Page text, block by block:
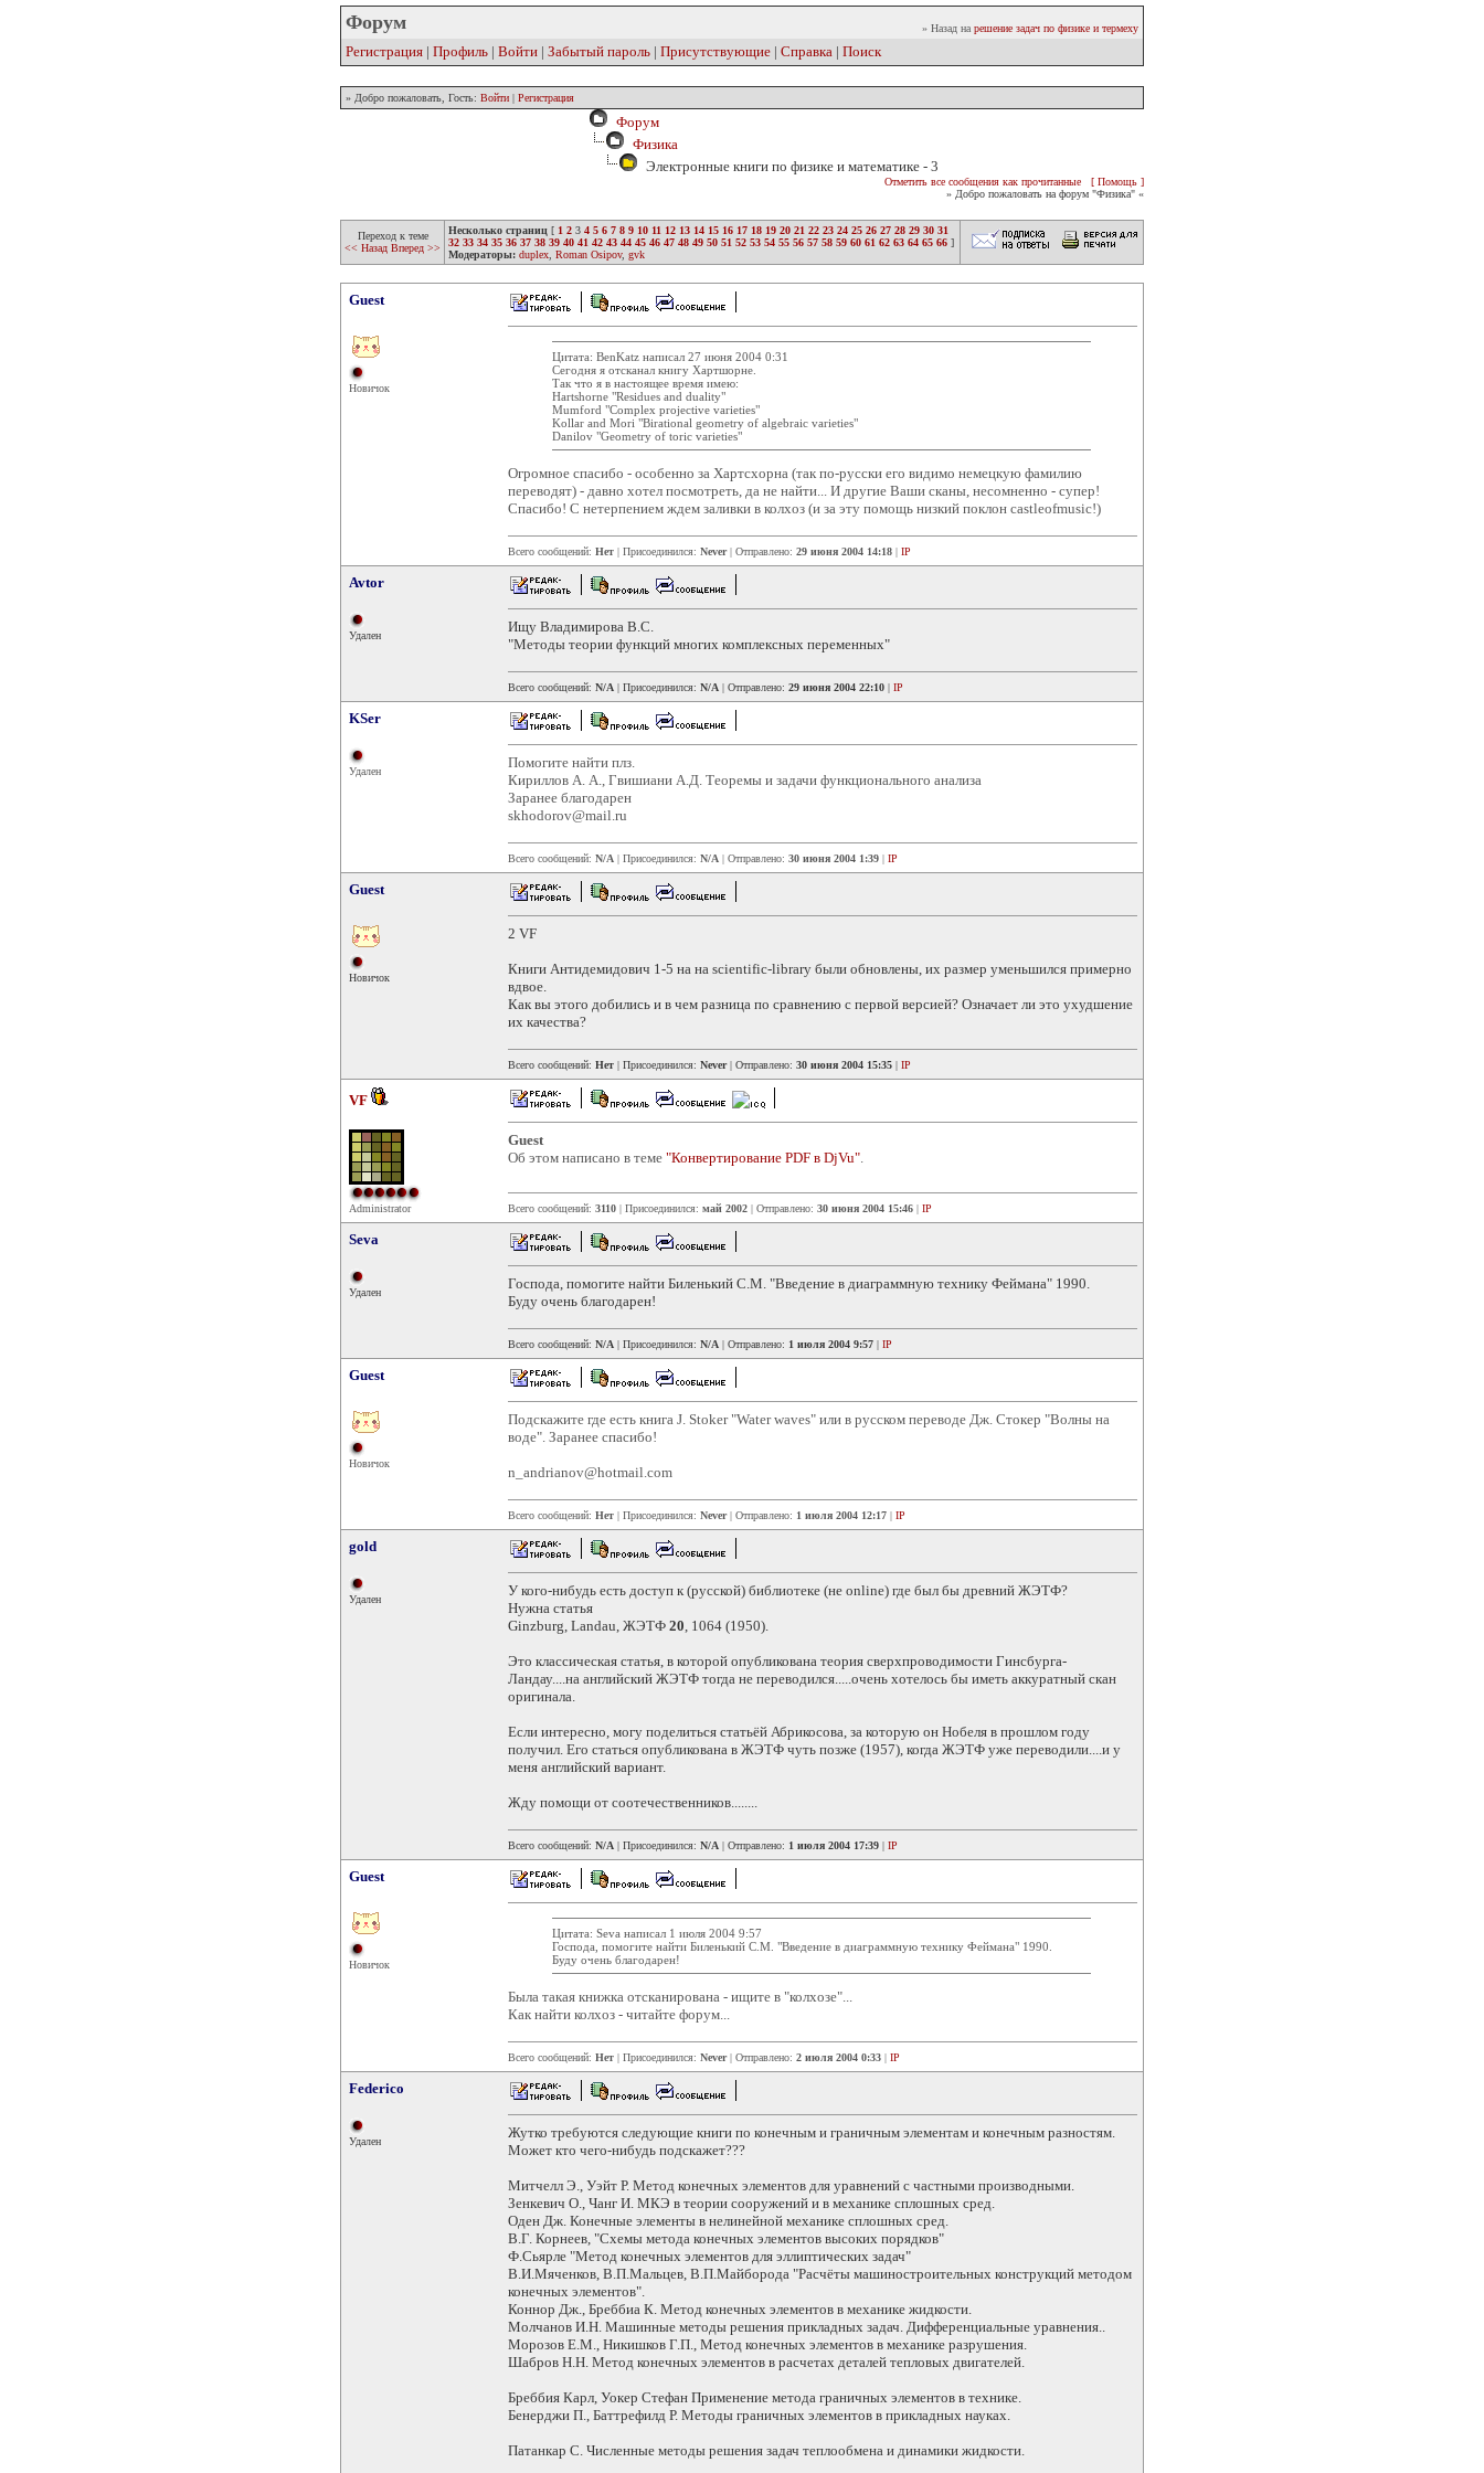
Форум » Назад на решение задач по физике и термеху
Регистрация | Профиль | Войти | Забытый пароль | Присутствующие | Справка | Поиск
» Добро пожаловать, Гость: Войти | Регистрация
Форум
Физика
Электронные книги по физике и математике - 3
Отметить все сообщения как прочитанные
[ Помощь ]
» Добро пожаловать на форум "Физика" «
Переход к теме
<< Назад Вперед >>
Несколько страниц [ 1 2 3 4 5 6 7 8 9 10 11 12 13 14 15 16 17 18 19 20 21 22 23 24 25 26 27 28 29 30 31
32 33 34 35 36 37 38 39 40 41 42 43 44 45 46 47 48 49 50 51 52 53 54 55 56 57 58 59 60 61 62 63 64 65 66 ]
Модераторы: duplex Roman Osipov, gvk
Guest
Новичок
Цитата: BenKatz написал 27 июня 2004 0:31
Сегодня я отсканал книгу Хартшорне.
Так что я в настоящее время имею:
Hartshorne "Residues and duality"
Mumford "Complex projective varieties"
Kollar and Mori "Birational geometry of algebraic varieties"
Danilov "Geometry of toric varieties"
Огромное спасибо - особенно за Хартсхорна (так по-русски его видимо немецкую фамилию
переводят) - давно хотел посмотреть, да не найти... И другие Ваши сканы, несомненно - супер!
Спасибо! С нетерпением ждем заливки в колхоз (и за эту помощь низкий поклон castleofmusic!)
Всего сообщений: Нет | Присоединился: Never| Отправлено: 29 июня 2004 14:18 | IP
Avtor
Удален
Ищу Владимирова В.С.
"Методы теории функций многих комплексных переменных"
Всего сообщений: N/A | Присоединился: N/A | Отправлено: 29 июня 2004 22:10 | IP
KSer
Удален
Помогите найти плз.
Кириллов А. А., Гвишиани А.Д. Теоремы и задачи функционального анализа
Заранее благодарен
skhodorov@mail.ru
Всего сообщений: N/A | Присоединился: N/A | Отправлено: 30 июня 2004 1:39 | IP
Guest
Новичок
2 VF
Книги Антидемидович 1-5 на на scientific-library были обновлены, их размер уменьшился примерно
вдвое.
Как вы этого добились и в чем разница по сравнению с первой версией? Означает ли это ухудшение
их качества?
Всего сообщений: Нет | Присоединился: Never| Отправлено: 30 июня 2004 15:35 | IP
VF
Administrator
Guest
Об этом написано в теме "Конвертирование PDF в DjVu".
Всего сообщений: 3110 | Присоединился: май 2002 | Отправлено: 30 июня 2004 15:46 | IP
Seva
Удален
Господа, помогите найти Биленький С.М. "Введение в диаграммную технику Феймана" 1990.
Буду очень благодарен!
Всего сообщений: N/A | Присоединился: N/A | Отправлено: 1 июля 2004 9:57 | IP
Guest
Новичок
Подскажите где есть книга J. Stoker "Water waves" или в русском переводе Дж. Стокер "Волны на
воде". Заранее спасибо!
n_andrianov@hotmail.com
Всего сообщений: Нет | Присоединился: Never| Отправлено: 1 июля 2004 12:17 | IP
gold
Удален
У кого-нибудь есть доступ к (русской) библиотеке (не online) где был бы древний ЖЭТФ?
Нужна статья
Ginzburg, Landau, ЖЭТФ 20, 1064 (1950).
Это классическая статья, в которой опубликована теория сверхпроводимости Гинсбурга-
Ландау....на английский ЖЭТФ тогда не переводился.....очень хотелось бы иметь аккуратный скан
оригинала.
Если интересно, могу поделиться статьёй Абрикосова, за которую он Нобеля в прошлом году
получил. Его статься опубликована в ЖЭТФ чуть позже (1957), когда ЖЭТФ уже переводили....и у
меня английский вариант.
Жду помощи от соотечественников........
Всего сообщений: N/A | Присоединился: N/A | Отправлено: 1 июля 2004 17:39 | IP
Guest
Новичок
Цитата: Seva написал 1 июля 2004 9:57
Господа, помогите найти Биленький С.М. "Введение в диаграммную технику Феймана" 1990.
Буду очень благодарен!
Была такая книжка отсканирована - ищите в "колхозе"...
Как найти колхоз - читайте форум...
Всего сообщений: Нет | Присоединился: Never| Отправлено: 2 июля 2004 0:33 | IP
Federico
Удален
Жутко требуются следующие книги по конечным и граничным элементам и конечным разностям.
Может кто чего-нибудь подскажет???
Митчелл Э., Уэйт Р. Метод конечных элементов для уравнений с частными производными.
Зенкевич О., Чанг И. МКЭ в теории сооружений и в механике сплошных сред.
Оден Дж. Конечные элементы в нелинейной механике сплошных сред.
В.Г. Корнеев, "Схемы метода конечных элементов высоких порядков"
Ф.Сьярле "Метод конечных элементов для эллиптических задач"
В.И.Мяченков, В.П.Мальцев, В.П.Майборода "Расчёты машиностроительных конструкций методом
конечных элементов".
Коннор Дж., Бреббиа К. Метод конечных элементов в механике жидкости.
Молчанов И.Н. Машинные методы решения прикладных задач. Дифференциальные уравнения..
Морозов Е.М., Никишков Г.П., Метод конечных элементов в механике разрушения.
Шабров Н.Н. Метод конечных элементов в расчетах деталей тепловых двигателей.
Бреббия Карл, Уокер Стефан Применение метода граничных элементов в технике.
Бенерджи П., Баттрефилд Р. Методы граничных элементов в прикладных науках.
Патанкар С. Численные методы решения задач теплообмена и динамики жидкости.